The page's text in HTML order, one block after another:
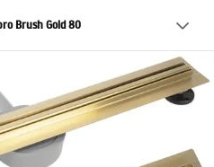
Brush Gold 80